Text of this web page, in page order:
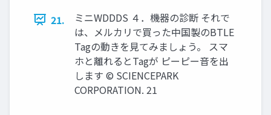
21.
ミニWDDDS ４．機器の診断 それで
は、メルカリで買った中国製のBTLE
Tagの動きを見てみましょう。 スマ
ホと離れるとTagが ピーピー音を出
します © SCIENCEPARK
CORPORATION. 21